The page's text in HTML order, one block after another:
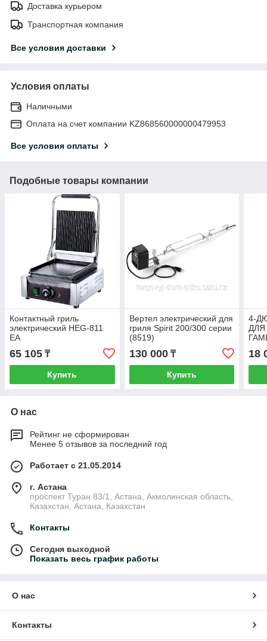
Доставка курьером
Транспортная компания
Все условия доставки
Условия оплаты
Наличными
Оплата на счет компании KZ868560000000479953
Все условия оплаты
Подобные товары компании
Контактный гриль
электрический HEG-811
EA
65 105 ₸
Купить
Вертел электрический для
гриля Spirit 200/300 серии
(8519)
130 000₸
Купить
4-
ДЛЯ
18
О нас
Рейтинг не сформирован
Менее 5 отзывов за последний год
Работает с 21.05.2014
г. Астана
проспект Туран 83/1, Астана, Акмолинская область,
Казахстан, Астана, Казахстан
Контакты
Сегодня выходной
Показать весь график работы
О нас
Контакты